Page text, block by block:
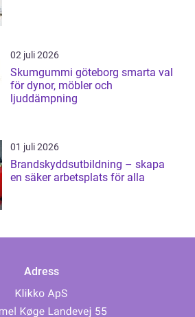
02 juli 2026
Skumgummi göteborg smarta val
för dynor, möbler och
ljuddämpning
01 juli 2026
Brandskyddsutbildning – skapa
en säker arbetsplats för alla
Adress